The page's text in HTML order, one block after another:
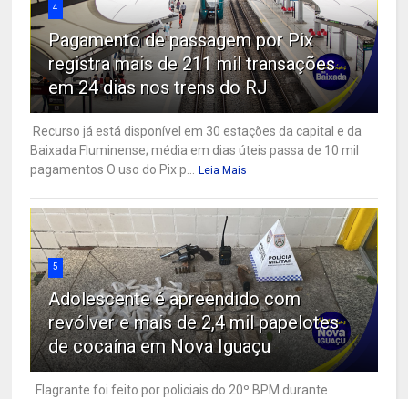
4
Pagamento de passagem por Pix
registra mais de 211 mil transações
em 24 dias nos trens do RJ
Recurso já está disponível em 30 estações da capital e da
Baixada Fluminense; média em dias úteis passa de 10 mil
pagamentos O uso do Pix p... Leia Mais
5
Adolescente é apreendido com
revólver e mais de 2,4 mil papelotes
de cocaína em Nova Iguaçu
Flagrante foi feito por policiais do 20º BPM durante